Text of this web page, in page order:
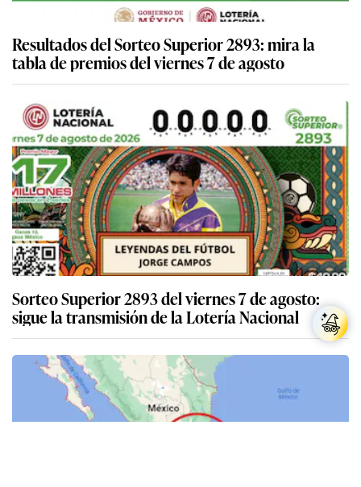
Resultados del Sorteo Superior 2893: mira la
tabla de premios del viernes 7 de agosto
Sorteo Superior 2893 del viernes 7 de agosto:
sigue la transmisión de la Lotería Nacional